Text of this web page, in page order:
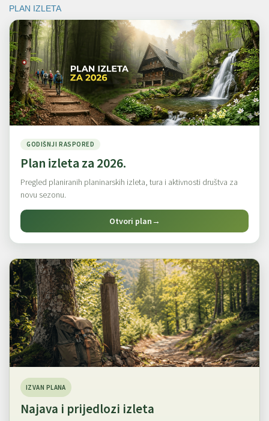
PLAN IZLETA
GODIŠNJI RASPORED
Plan izleta za 2026.
Pregled planiranih planinarskih izleta, tura i aktivnosti društva za
novu sezonu.
Otvori plan→
IZVAN PLANA
Najava i prijedlozi izleta